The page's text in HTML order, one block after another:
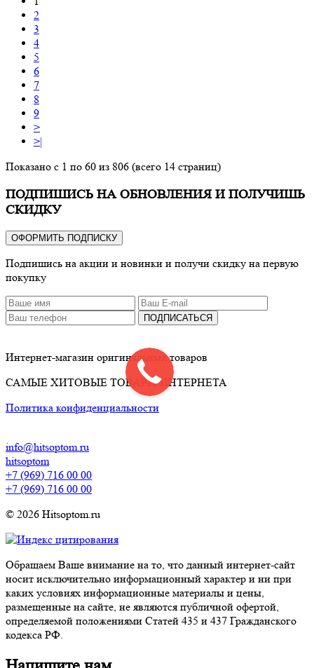
2
3
4
5
6
7
8
9
>
>|
Показано с 1 по 60 из 806 (всего 14 страниц)
ПОДПИШИСЬ НА ОБНОВЛЕНИЯ И ПОЛУЧИШЬ
СКИДКУ
ОФОРМИТЬ ПОДПИСКУ
Подпишись на акции и новинки и получи скидку на первую
покупку
ПОДПИСАТЬСЯ
Интернет-магазин оригинальных товаров
САМЫЕ ХИТОВЫЕ ТОВАРЫ ИНТЕРНЕТА
Политика конфиденциальности
info@hitsoptom.ru
hitsoptom
+7 (969) 716 00 00
+7 (969) 716 00 00
© 2026 Hitsoptom.ru
Обращаем Ваше внимание на то, что данный интернет-сайт
носит исключительно информационный характер и ни при
каких условиях информационные материалы и цены,
размещенные на сайте, не являются публичной офертой,
определяемой положениями Статей 435 и 437 Гражданского
кодекса РФ.